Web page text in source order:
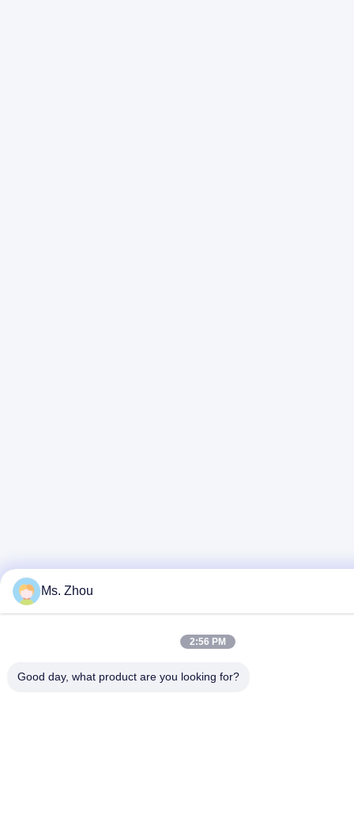
Ms. Zhou
2:56 PM
Good day, what product are you looking for?